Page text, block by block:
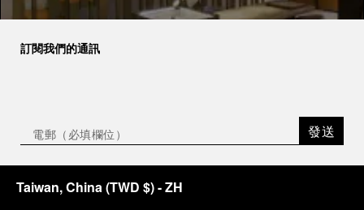
訂閱我們的通訊
發送
Taiwan, China(TWD $)- ZH